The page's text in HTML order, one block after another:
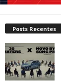
Posts Recentes